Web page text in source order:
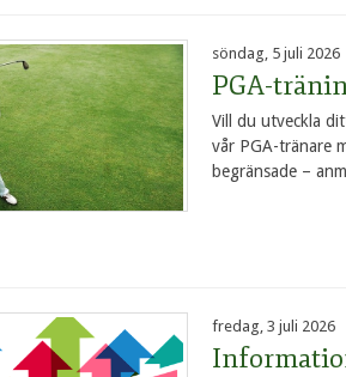
söndag, 5 juli 2026
PGA-
Vill du utveckla
vår PGA-tränare
begränsade –
fredag, 3 juli 2026